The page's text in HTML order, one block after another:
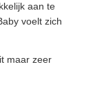
aan te
voelt zich
maar zeer